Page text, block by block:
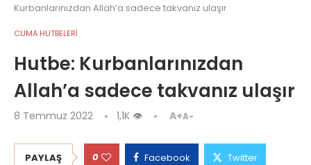
Kurbanlarınızdan Allah’a sadece takvanız ulaşır
CUMA HUTBELERİ
Hutbe: Kurbanlarınızdan
Allah’a sadece takvanız ulaşır
8 Temmuz 2022 1,1K 👁 A+A-
PAYLAŞ 0 Facebook Twitter